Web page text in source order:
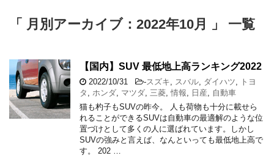
「 月別アーカイブ：2022年10月 」 一覧
【国内】SUV 最低地上高ランキング2022
2022/10/31 -スズキ スバル ダイハツ
トヨ
タ
ホンダ マツダ 三菱 情報 日産
自動車
猫も杓子もSUVの昨今。 人も荷物も十分に載せら
れることができるSUVは自動車の最適解のような位
置づけとして多くの人に選ばれています。しかし
SUVの強みと言えば、なんといっても最低地上高で
す。 202 …